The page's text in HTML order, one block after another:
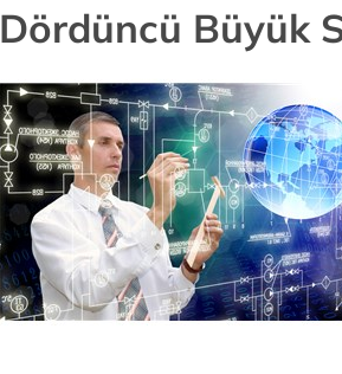
Dördüncü Büyük